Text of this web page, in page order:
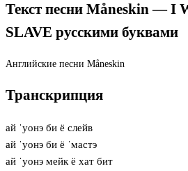
Текст песни Måneskin — I
SLAVE русскими буквами
Английские песни Måneskin
Транскрипция
ай ˈуонэ би ё слейв
ай ˈуонэ би ё ˈмастэ
ай ˈуонэ мейк ё хат бит